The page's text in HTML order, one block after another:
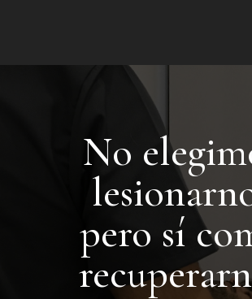
No
pero sí